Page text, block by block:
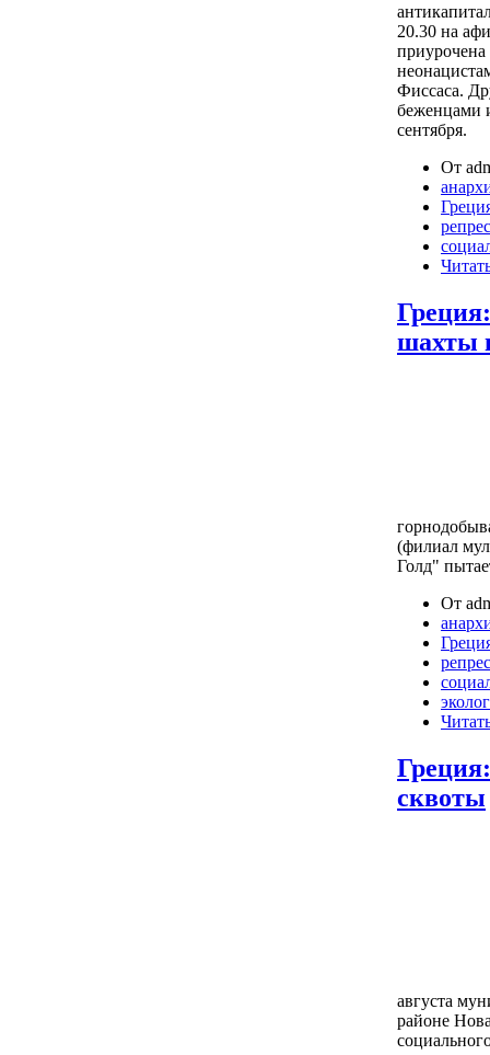
20.30 на
приурочена
Фиссаса.
беженцами
сентября.
От
шахты
(филиал
Голд"
От
сквоты
августа
районе